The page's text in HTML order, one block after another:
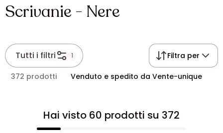
Scrivanie - Nere
Tutti i filtri 1 Filtra per
372 prodotti Venduto e spedito da Vente-unique
Hai visto 60 prodotti su 372